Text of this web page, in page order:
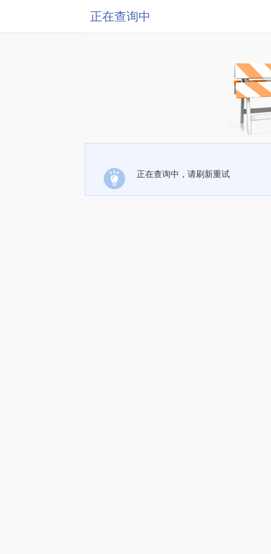
正在查询中
正在查询中，请刷新重试